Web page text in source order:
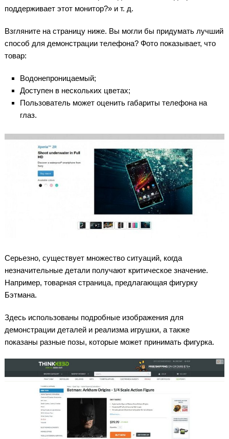
поддерживает этот монитор?» и т. д.
Взгляните на страницу ниже. Вы могли бы придумать лучший
способ для демонстрации телефона? Фото показывает, что
товар:
Водонепроницаемый;
Доступен в нескольких цветах;
Пользователь может оценить габариты телефона на
глаз.
Серьезно, существует множество ситуаций, когда
незначительные детали получают критическое значение.
Например, товарная страница, предлагающая фигурку
Бэтмана.
Здесь использованы подробные изображения для
демонстрации деталей и реализма игрушки, а также
показаны разные позы, которые может принимать фигурка.